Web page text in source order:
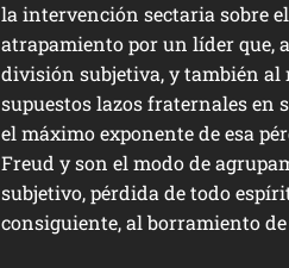
la intervención sectaria sobre
atrapamiento por un líder que,
división subjetiva, y también
supuestos lazos fraternales en
el máximo exponente de esa
Freud y son el modo de
subjetivo, pérdida de todo
consiguiente, al borramiento